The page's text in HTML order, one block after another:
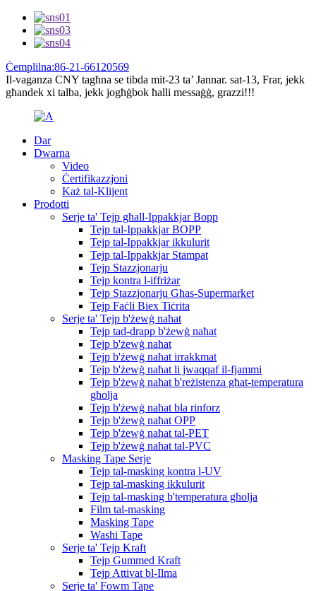
Ċemplilna:86-21-66120569
Il-vaganza CNY tagħna se tibda mit-23 ta’ Jannar. sat-13, Frar, jekk
għandek xi talba, jekk jogħġbok ħalli messaġġ, grazzi!!!
Dar
Dwarna
Video
Ċertifikazzjoni
Każ tal-Klijent
Prodotti
Serje ta' Tejp għall-Ippakkjar Bopp
Tejp tal-Ippakkjar BOPP
Tejp tal-Ippakkjar ikkulurit
Tejp tal-Ippakkjar Stampat
Tejp Stazzjonarju
Tejp kontra l-iffriżar
Tejp Stazzjonarju Għas-Supermarket
Tejp Faċli Biex Tiċrita
Serje ta' Tejp b'żewġ naħat
Tejp tad-drapp b'żewġ naħat
Tejp b'żewġ naħat
Tejp b'żewġ naħat irrakkmat
Tejp b'żewġ naħat li jwaqqaf il-fjammi
Tejp b'żewġ naħat b'reżistenza għat-temperatura
għolja
Tejp b'żewġ naħat bla rinforz
Tejp b'żewġ naħat OPP
Tejp b'żewġ naħat tal-PET
Tejp b'żewġ naħat tal-PVC
Masking Tape Serje
Tejp tal-masking kontra l-UV
Tejp tal-masking ikkulurit
Tejp tal-masking b'temperatura għolja
Film tal-masking
Masking Tape
Washi Tape
Serje ta' Tejp Kraft
Tejp Gummed Kraft
Tejp Attivat bl-Ilma
Serje ta' Fowm Tape